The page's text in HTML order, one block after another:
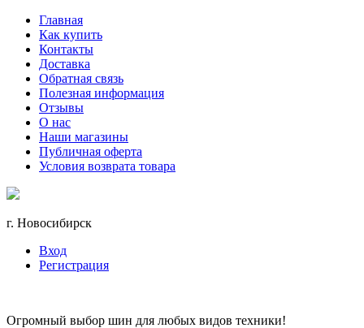
Главная
Как купить
Контакты
Доставка
Обратная связь
Полезная информация
Отзывы
О нас
Наши магазины
Публичная оферта
Условия возврата товара
г. Новосибирск
Вход
Регистрация
Огромный выбор шин для любых видов техники!